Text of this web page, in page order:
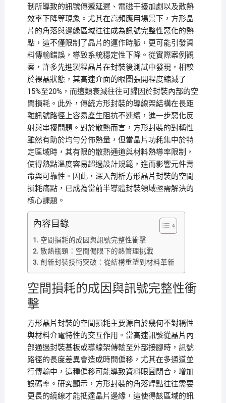
制所導致的訊號傳遞延遲、電磁干擾加劇以及散熱
效率下降等現象。尤其在高頻應用場景下，方形晶
片的角落與邊緣區域往往成為訊號完整性惡化的熱
點，這不僅限制了晶片的運作時脈，更可能引發資
料傳輸錯誤，導致系統穩定性下降。從實際案例觀
察，許多先進製程晶片在封裝後測試中發現，相較
於裸晶狀態，其高速介面的眼圖張開程度縮減了
15%至20%，而這類衰減往往可歸因於封裝內部的空
間損耗。此外，傳統方形封裝的導線架結構在長距
離訊號路徑上容易產生阻抗不連續，進一步惡化反
射與串擾問題。對於散熱而言，方形封裝的對稱性
雖然有助於均勻分佈熱量，但當晶片功耗集中於特
定區域時，其有限的散熱通道與材料熱導率限制，
使得熱點溫度容易超過設計規範，進而影響元件壽
命與可靠性。因此，深入剖析方形晶片封裝的空間
損耗痛點，已成為當前半導體封裝領域亟需解決的
核心課題。
內容目錄
空間損耗的成因與訊號完整性衝擊
散熱瓶頸：空間侷限下的熱管理挑戰
創新封裝技術突破：從結構重塑到材料革新
空間損耗的成因與訊號完整性衝
擊
方形晶片封裝的空間損耗主要源自於幾何不對稱性
與材料介電特性的交互作用。當高速訊號從晶片內
部通過封裝基板或導線架傳輸至外部接腳時，訊號
路徑的長度差異會造成時間偏移，尤其在多通道並
行傳輸中，這種偏移可能導致資料眼圖閉合，增加
誤碼率。研究顯示，方形封裝的角落焊點往往需要
更長的繞線才能抵達晶片邊緣，這使得該區域的訊